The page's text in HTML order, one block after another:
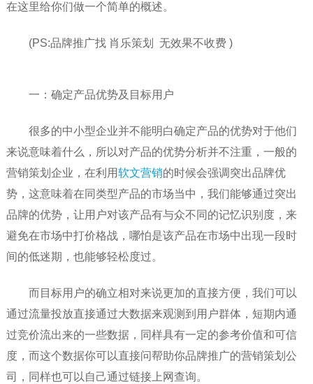
在这里给你们做一个简单的概述。
(PS:品牌推广找 肖乐策划 无效果不收费 )
一：确定产品优势及目标用户
很多的中小型企业并不能明白确定产品的优势对于他们
来说意味着什么，所以对产品的优势分析并不注重，一般的
营销策划企业，在利用软文营销的时候会强调突出品牌优
势，这意味着在同类型产品的市场当中，我们能够通过突出
品牌的优势，让用户对该产品有与众不同的记忆识别度，来
避免在市场中打价格战，哪怕是该产品在市场中出现一段时
间的低迷期，也能够轻松度过。
而目标用户的确立相对来说更加的直接方便，我们可以
通过流量投放直接通过大数据来观测到用户群体，短期内通
过竞价流出来的一些数据，同样具有一定的参考价值和可信
度，而这个数据你可以直接问帮助你品牌推广的营销策划公
司，同样也可以自己通过链接上网查询。